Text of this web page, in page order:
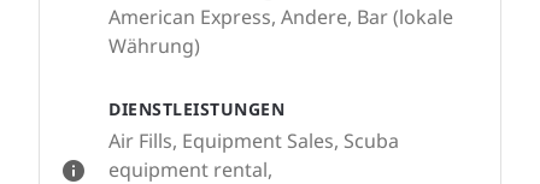
DIENSTLEISTUNGEN
Air Fills, Equipment Sales, Scuba
equipment rental,
American Express, Andere, Bar (lokale
Währung)